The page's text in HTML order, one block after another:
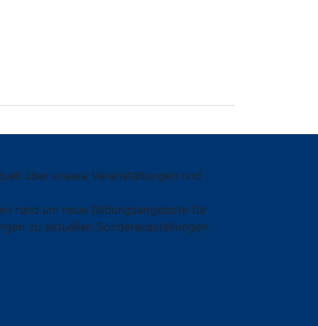
über unsere Veranstaltungen und
rund um neue Bildungsangebote für
zu aktuellen Sonderausstellungen